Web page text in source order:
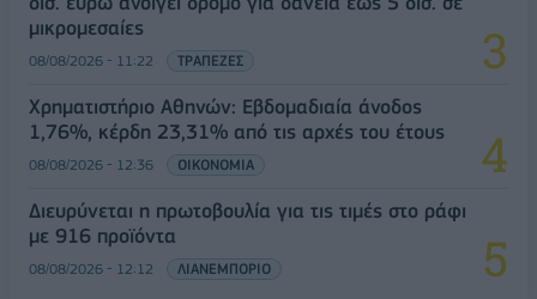
μικρομεσαίες
08/08/2026 - 11:22 ΤΡΑΠΕΖΕΣ
Χρηματιστήριο Αθηνών: Εβδομαδιαία άνοδος
1,76%, κέρδη 23,31% από τις αρχές του έτους
08/08/2026 - 12:36 ΟΙΚΟΝΟΜΙΑ
Διευρύνεται η πρωτοβουλία για τις τιμές στο ράφι
με 916 προϊόντα
08/08/2026 - 12:12 ΛΙΑΝΕΜΠΟΡΙΟ